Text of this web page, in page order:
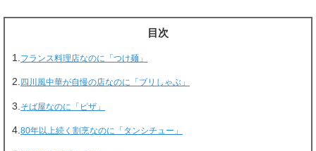
目次
1. フランス料理店なのに「つけ麺」
2. 四川風中華が自慢の店なのに「ブリしゃぶ」
3. そば屋なのに「ピザ」
4.80年以上続く割烹なのに「タンシチュー」